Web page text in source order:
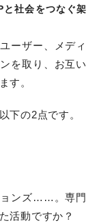
と社会をつなぐ架
ーザー、メディ
を取り、お互い
す。
下の2点です。
ンズ……。専門
活動ですか？